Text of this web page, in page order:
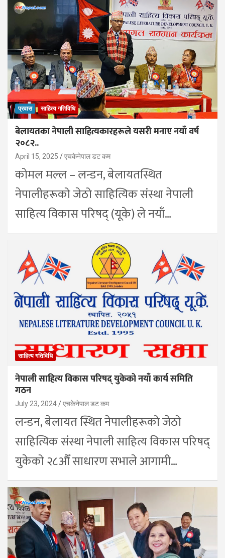
प्रवास साहित्य गतिविधि
बेलायतका नेपाली साहित्यकारहरूले यसरी मनाए नयाँ वर्ष
२०८२..
April 15, 2025 एचकेनेपाल डट कम
कोमल मल्ल – लन्डन, बेलायतस्थित
नेपालीहरूको जेठो साहित्यिक संस्था नेपाली
साहित्य विकास परिषद् (यूके) ले नयाँ…
साहित्य गतिविधि
नेपाली साहित्य विकास परिषद् युकेको नयाँ कार्य समिति
गठन
July 23, 2024 एचकेनेपाल डट कम
लन्डन, बेलायत स्थित नेपालीहरूको जेठो
साहित्यिक संस्था नेपाली साहित्य विकास परिषद्
युकेको २८औँ साधारण सभाले आगामी…